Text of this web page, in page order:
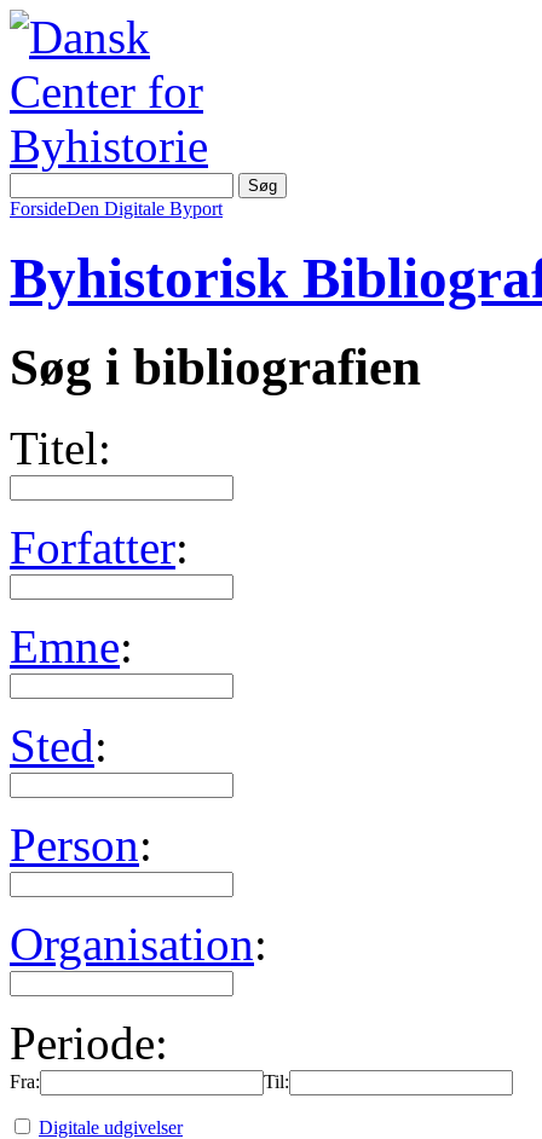
ForsideDen Digitale Byport
Byhistorisk
Søg i bibliografien
Titel:
Forfatter:
Emne:
Sted:
Person:
Organisation:
Periode:
Fra: Til:
Digitale udgivelser